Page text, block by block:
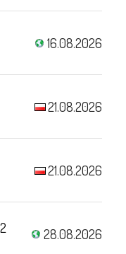
16.08.2026
21.08.2026
21.08.2026
28.08.2026